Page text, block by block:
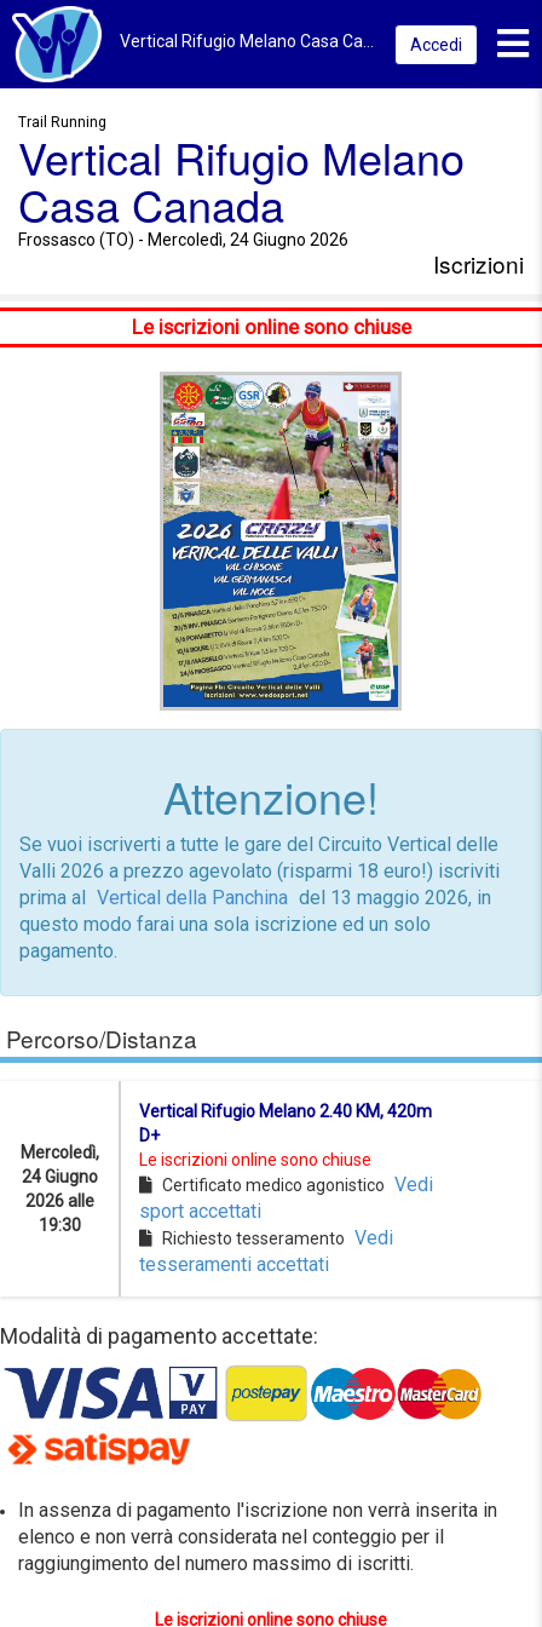
Accedi
Trail Running
Vertical Rifugio Melano
Casa Canada
Frossasco (TO) - Mercoledì, 24 Giugno 2026
Iscrizioni
Le iscrizioni online sono chiuse
Attenzione!
Se vuoi iscriverti a tutte le gare del Circuito Vertical delle
Valli 2026 a prezzo agevolato (risparmi 18 euro!) iscriviti
prima al
Vertical della Panchina del 13 maggio 2026, in
questo modo farai una sola iscrizione ed un solo
pagamento.
Percorso/Distanza
Mercoledì,
24 Giugno
2026 alle
19:30
Vertical Rifugio Melano 2.40 KM, 420m
D+
Le iscrizioni online sono chiuse
Certificato medico agonistico Vedi
sport accettati
Richiesto tesseramento Vedi
tesseramenti accettati
Modalità di pagamento accettate:
In assenza di pagamento l'iscrizione non verrà inserita in
elenco e non verrà considerata nel conteggio per il
raggiungimento del numero massimo di iscritti.
Le iscrizioni online sono chiuse